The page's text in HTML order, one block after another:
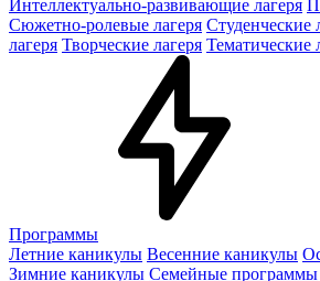
Интеллектуально-развивающие лагеря
Сюжетно-ролевые лагеря Студенческие
лагеря Творческие лагеря Тематические
Программы
Летние каникулы Весенние каникулы
Зимние каникулы Семейные программы